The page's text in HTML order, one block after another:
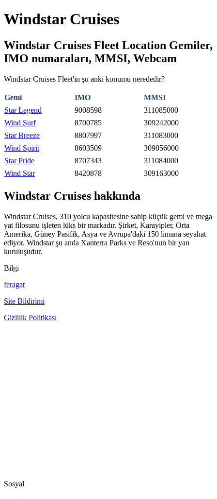
Windstar Cruises
Windstar Cruises Fleet Location Gemiler,
IMO numaraları, MMSI, Webcam
Windstar Cruises Fleet'in şu anki konumu nerededir?
Gemi IMO
MMSI
Star Legend
9008598
311085000
Wind Surf
8700785
309242000
Star Breeze
8807997
311083000
Wind Spirit
8603509
309056000
Star Pride
8707343
311084000
Wind Star
8420878 309163000
Windstar Cruises hakkında
Windstar Cruises, 310 yolcu kapasitesine sahip küçük gemi ve mega
yat filosunu işleten lüks bir markadır. Şirket, Karayipler, Orta
Amerika, Güney Pasifik, Asya ve Avrupa'daki 150 limana seyahat
ediyor. Windstar şu anda Xanterra Parks ve Reso'nun bir yan
kuruluşudur.
Bilgi
feragat
Site Bildirimi
Gizlilik Politikası
Sosyal